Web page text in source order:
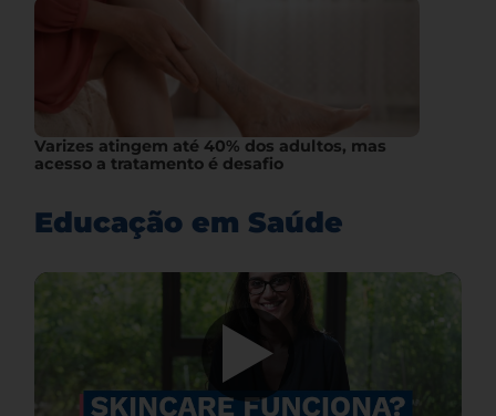
Varizes atingem até 40% dos adultos, mas
acesso a tratamento é desafio
Educação em Saúde